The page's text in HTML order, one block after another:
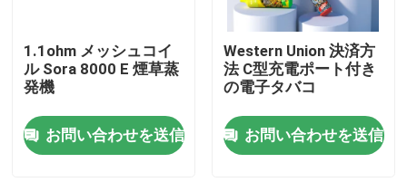
工場旅行
私達に連絡しなさい
1.1ohm メッシュコイ
ル Sora 8000 E 煙草蒸
発機
お問い合わせを送信
Western Union 決済方
法 C型充電ポート付き
の電子タバコ
お問い合わせを送信